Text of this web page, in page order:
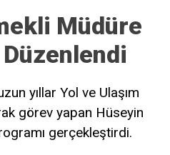
Müdüre
yıllar Yol ve Ulaşım
görev yapan Hüseyin
gerçekleştirdi.